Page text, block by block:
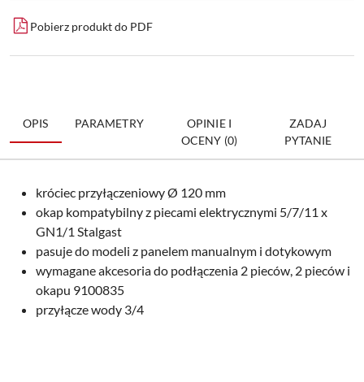
Pobierz produkt do PDF
OPIS PARAMETRY
OPINIE I
OCENY (0)
ZADAJ
PYTANIE
króciec przyłączeniowy Ø 120 mm
okap kompatybilny z piecami elektrycznymi 5/7/11 x
GN1/1 Stalgast
pasuje do modeli z panelem manualnym i dotykowym
wymagane akcesoria do podłączenia 2 pieców, 2 pieców i
okapu 9100835
przyłącze wody 3/4